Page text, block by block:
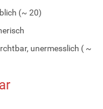
(~ 20)
unermesslich ( ~